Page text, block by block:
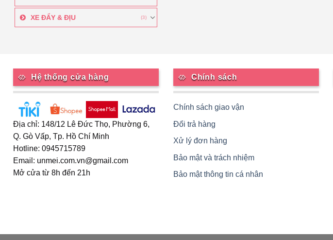
XE ĐẨY & ĐỊU (3)
Hệ thống cửa hàng
Địa chỉ: 148/12 Lê Đức Thọ, Phường 6,
Q. Gò Vấp, Tp. Hồ Chí Minh
Hotline: 0945715789
Email: unmei.com.vn@gmail.com
Mở cửa từ 8h đến 21h
Chính sách
Chính sách giao vận
Đổi trả hàng
Xử lý đơn hàng
Bảo mật và trách nhiệm
Bảo mật thông tin cá nhân